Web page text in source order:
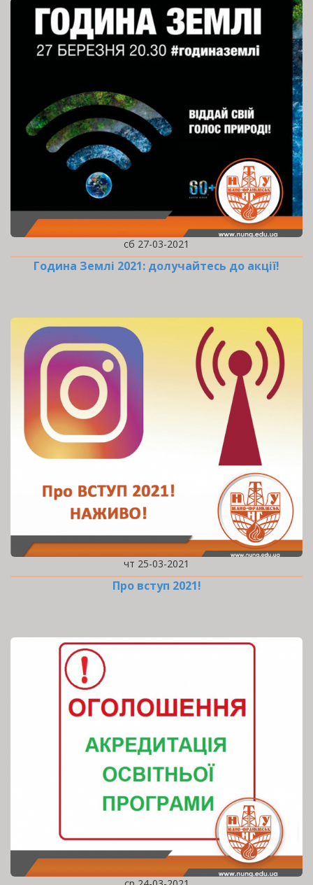
сб 27-03-2021
Година Землі 2021: долучайтесь до акції!
чт 25-03-2021
Про вступ 2021!